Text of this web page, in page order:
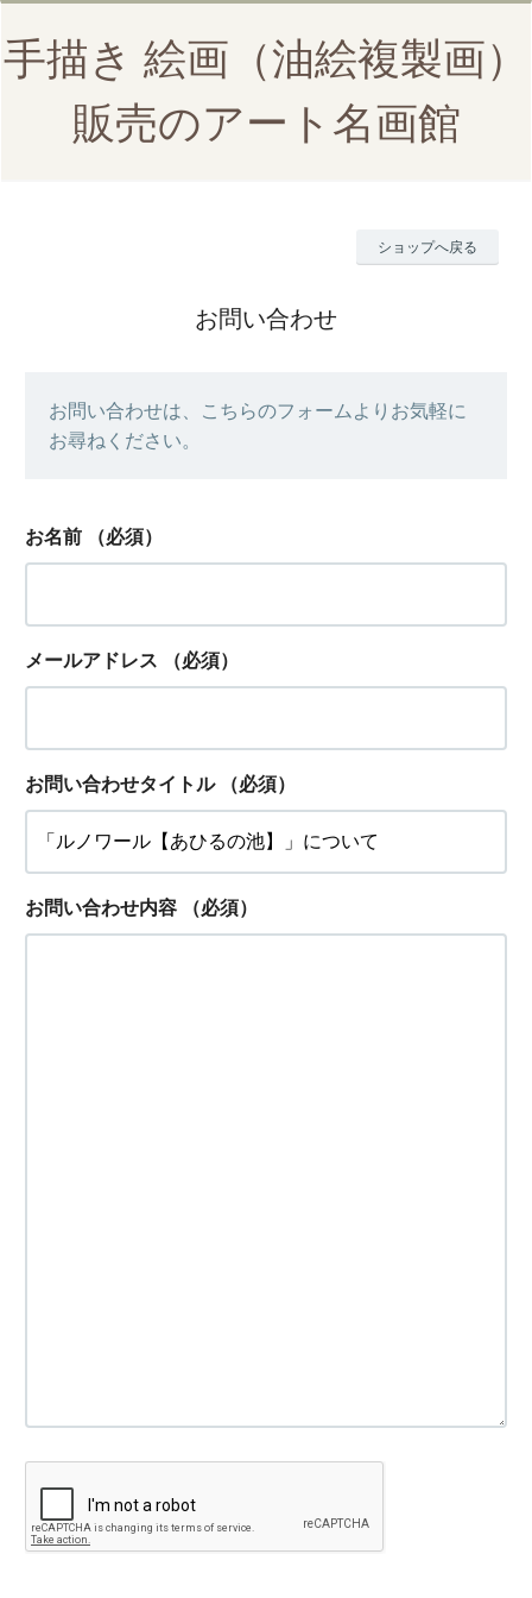
手描き 絵画（油絵複製画）
販売のアート名画館
ショップへ戻る
お問い合わせ
お問い合わせは、こちらのフォームよりお気軽に
お尋ねください。
お名前 （必須）
メールアドレス （必須）
お問い合わせタイトル （必須）
お問い合わせ内容 （必須）